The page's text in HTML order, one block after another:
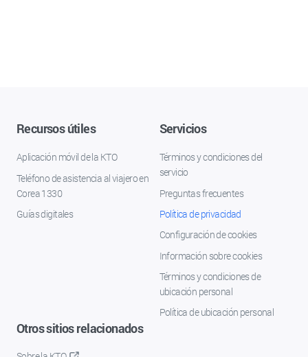
Recursos útiles
Aplicación móvil de la KTO
Teléfono de asistencia al viajero en
Corea 1330
Guías digitales
Servicios
Términos y condiciones del
servicio
Preguntas frecuentes
Política de privacidad
Configuración de cookies
Información sobre cookies
Términos y condiciones de
ubicación personal
Política de ubicación personal
Otros sitios relacionados